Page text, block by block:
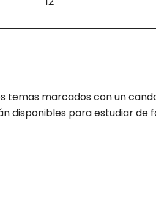
temas marcados con un
disponibles para estudiar de